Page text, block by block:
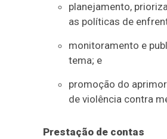
planejamento,
as políticas de
monitoramento e
tema; e
promoção do
de violência contra
Prestação de contas